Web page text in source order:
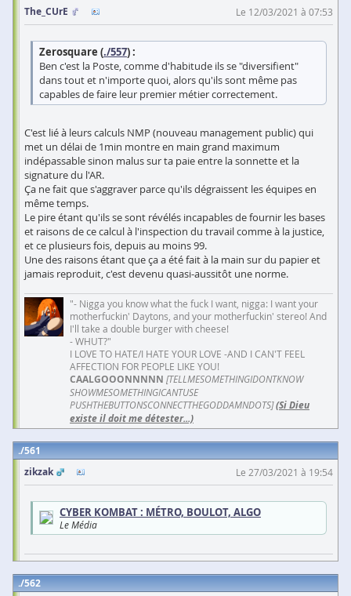
The_CUrE Le 12/03/2021 à 07:53
Zerosquare (./557) :
Ben c'est la Poste, comme d'habitude ils se "diversifient"
dans tout et n'importe quoi, alors qu'ils sont même pas
capables de faire leur premier métier correctement.
C'est lié à leurs calculs NMP (nouveau management public) qui
met un délai de 1min montre en main grand maximum
indépassable sinon malus sur ta paie entre la sonnette et la
signature du l'AR.
Ça ne fait que s'aggraver parce qu'ils dégraissent les équipes en
même temps.
Le pire étant qu'ils se sont révélés incapables de fournir les bases
et raisons de ce calcul à l'inspection du travail comme à la justice,
et ce plusieurs fois, depuis au moins 99.
Une des raisons étant que ça a été fait à la main sur du papier et
jamais reproduit, c'est devenu quasi-aussitôt une norme.
"- Nigga you know what the fuck I want, nigga: I want your
motherfuckin' Daytons, and your motherfuckin' stereo! And
I'll take a double burger with cheese!
- WHUT?"
I LOVE TO HATE/I HATE YOUR LOVE -AND I CAN'T FEEL
AFFECTION FOR PEOPLE LIKE YOU!
CAALGOOONNNNN [TELLMESOMETHINGIDONTKNOW
SHOWMESOMETHINGICANTUSE
PUSHTHEBUTTONSCONNECTTHEGODDAMNDOTS](Si Dieu
existe il doit me détester...)
561
zikzak
Le 27/03/2021 à 19:54
CYBER KOMBAT : MÉTRO, BOULOT, ALGO
Le Média
562